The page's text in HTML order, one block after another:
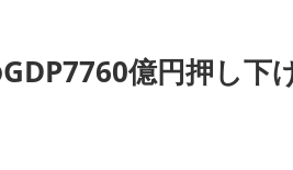
億円押し下